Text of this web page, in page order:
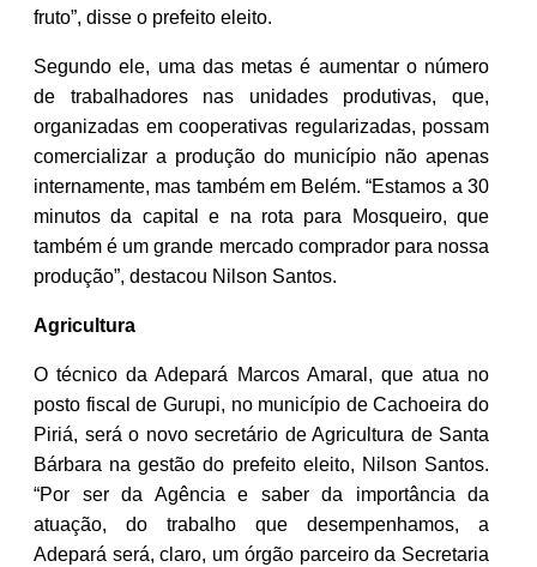
fruto”, disse o prefeito eleito.
Segundo ele, uma das metas é aumentar o número
de trabalhadores nas unidades produtivas, que,
organizadas em cooperativas regularizadas, possam
comercializar a produção do município não apenas
internamente, mas também em Belém. “Estamos a 30
minutos da capital e na rota para Mosqueiro, que
também é um grande mercado comprador para nossa
produção”, destacou Nilson Santos.
Agricultura
O técnico da Adepará Marcos Amaral, que atua no
posto fiscal de Gurupi, no município de Cachoeira do
Piriá, será o novo secretário de Agricultura de Santa
Bárbara na gestão do prefeito eleito, Nilson Santos.
“Por ser da Agência e saber da importância da
atuação, do trabalho que desempenhamos, a
Adepará será, claro, um órgão parceiro da Secretaria